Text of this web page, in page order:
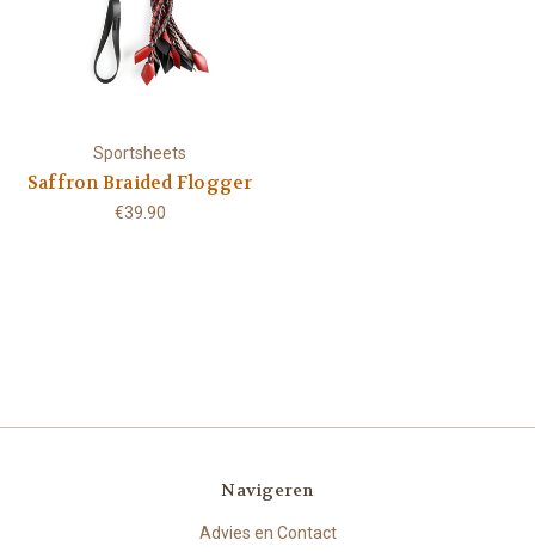
Sportsheets
Saffron Braided Flogger
€39.90
Navigeren
Advies en Contact